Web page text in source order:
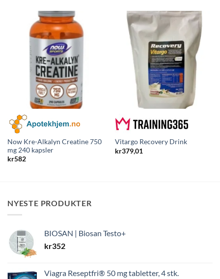
Now Kre-Alkalyn Creatine 750
mg 240 kapsler
kr582
Vitargo Recovery Drink
kr379,01
NYESTE PRODUKTER
BIOSAN | Biosan Testo+
kr352
Viagra Reseptfri® 50 mg tabletter, 4 stk.